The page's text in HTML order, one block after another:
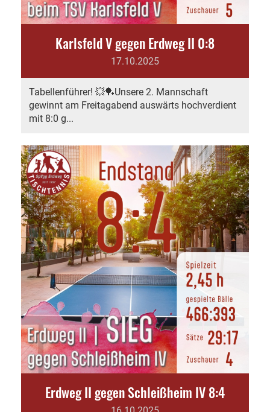
Karlsfeld V gegen Erdweg II 0:8
17.10.2025
Tabellenführer! 💥🏓Unsere 2. Mannschaft
gewinnt am Freitagabend auswärts hochverdient
mit 8:0 g...
Erdweg II gegen Schleißheim IV 8:4